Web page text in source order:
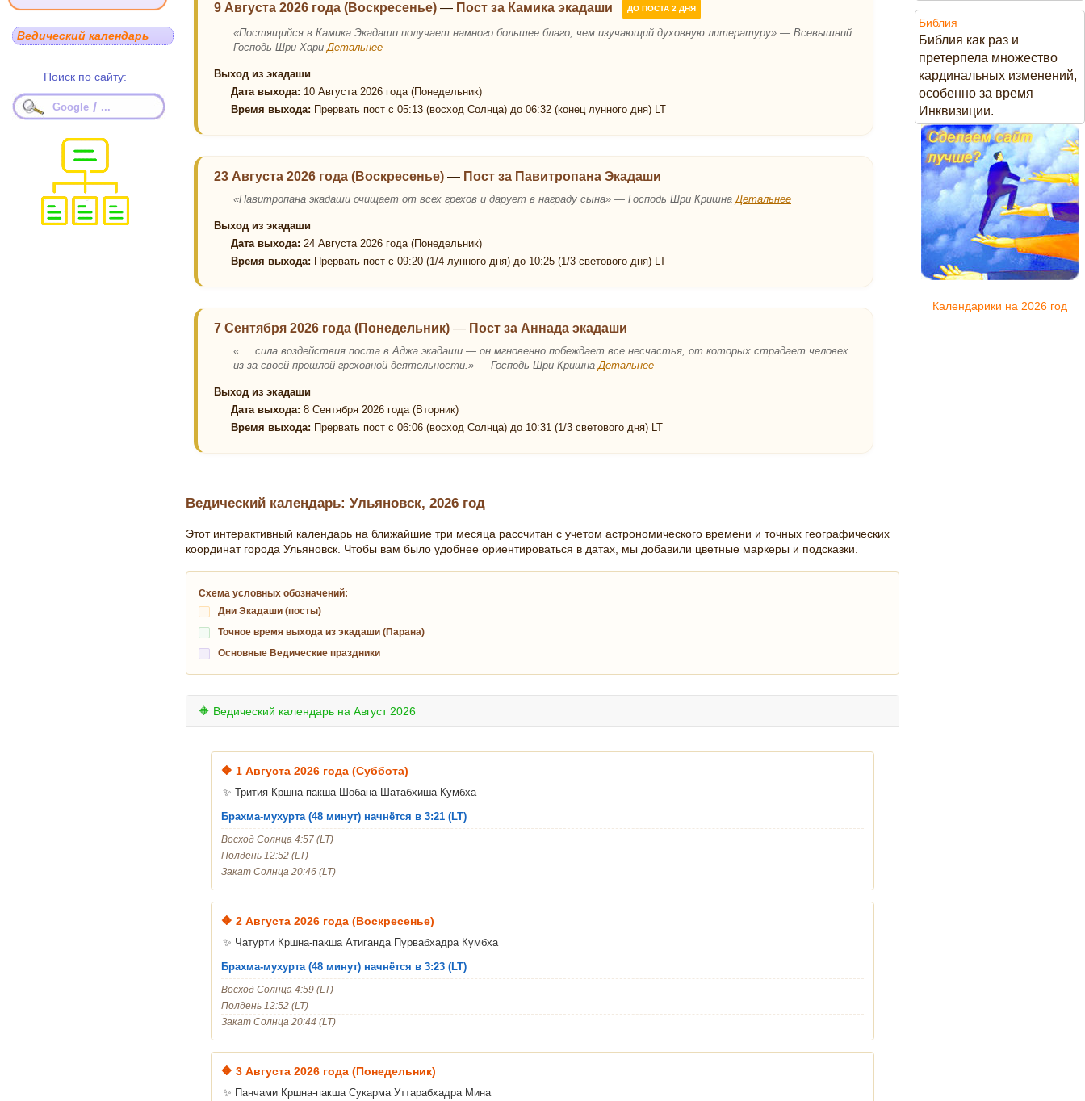
9 Августа 2026 года (Воскресенье) — Пост за Камика экадаши ДО ПОСТА 2 ДНЯ
«Постящийся в Камика Экадаши получает намного большее благо, чем изучающий духовную литературу» — Всевышний
Господь Шри ХариДетальнее
Выход из экадаши
Дата выхода: 10 Августа 2026 года (Понедельник)
Время выхода: Прервать пост с 05:13 (восход Солнца) до 06:32 (конец лунного дня) LT
23 Августа 2026 года (Воскресенье) — Пост за Павитропана Экадаши
«Павитропана экадаши очищает от всех грехов и дарует в награду сына» — Господь Шри КришнаДетальнее
Выход из экадаши
Дата выхода: 24 Августа 2026 года (Понедельник)
Время выхода: Прервать пост с 09:20 (1/4 лунного дня) до 10:25 (1/3 светового дня) LT
7 Сентября 2026 года (Понедельник) — Пост за Аннада экадаши
« ... сила воздействия поста в Аджа экадаши — он мгновенно побеждает все несчастья, от которых страдает человек
из-за своей прошлой греховной деятельности.» — Господь Шри КришнаДетальнее
Выход из экадаши
Дата выхода: 8 Сентября 2026 года (Вторник)
Время выхода: Прервать пост с 06:06 (восход Солнца) до 10:31 (1/3 светового дня) LT
Ведический календарь: Ульяновск, 2026 год
Этот интерактивный календарь на ближайшие три месяца рассчитан с учетом астрономического времени и точных географических
координат города Ульяновск. Чтобы вам было удобнее ориентироваться в датах, мы добавили цветные маркеры и подсказки.
Схема условных обозначений:
Дни Экадаши (посты)
Точное время выхода из экадаши (Парана)
Основные Ведические праздники
🔶 Ведический календарь на Август 2026
🔶 1 Августа 2026 года (Суббота)
✨ Трития Кршна-пакша Шобана Шатабхиша Кумбха
Брахма-мухурта (48 минут) начнётся в 3:21 (LT)
Восход Солнца 4:57 (LT)
Полдень 12:52 (LT)
Закат Солнца 20:46 (LT)
🔶 2 Августа 2026 года (Воскресенье)
✨ Чатурти Кршна-пакша Атиганда Пурвабхадра Кумбха
Брахма-мухурта (48 минут) начнётся в 3:23 (LT)
Восход Солнца 4:59 (LT)
Полдень 12:52 (LT)
Закат Солнца 20:44 (LT)
🔶 3 Августа 2026 года (Понедельник)
✨ Панчами Кршна-пакша Сукарма Уттарабхадра Мина
Ведический календарь
Поиск по сайту:
Google / ...
Библия
Библия как раз и
претерпела множество
кардинальных изменений,
особенно за время
Инквизиции.
Календарики на 2026 год